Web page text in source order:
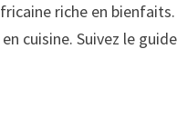
riche en
cuisine. Suivez le